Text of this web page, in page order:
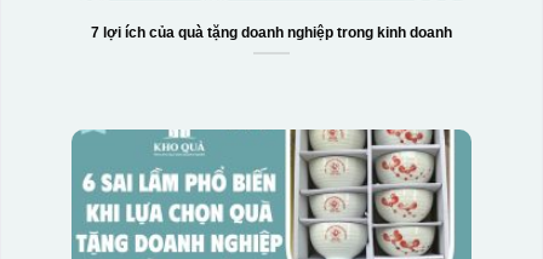
7 lợi ích của quà tặng doanh nghiệp trong kinh doanh